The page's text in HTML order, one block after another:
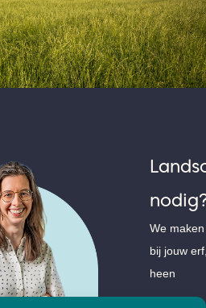
We
bij jouw
heen